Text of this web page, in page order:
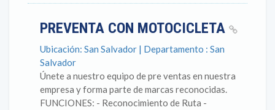
PREVENTA CON MOTOCICLETA
Ubicación: San Salvador | Departamento : San
Salvador
Únete a nuestro equipo de pre ventas en nuestra
empresa y forma parte de marcas reconocidas.
FUNCIONES: - Reconocimiento de Ruta -